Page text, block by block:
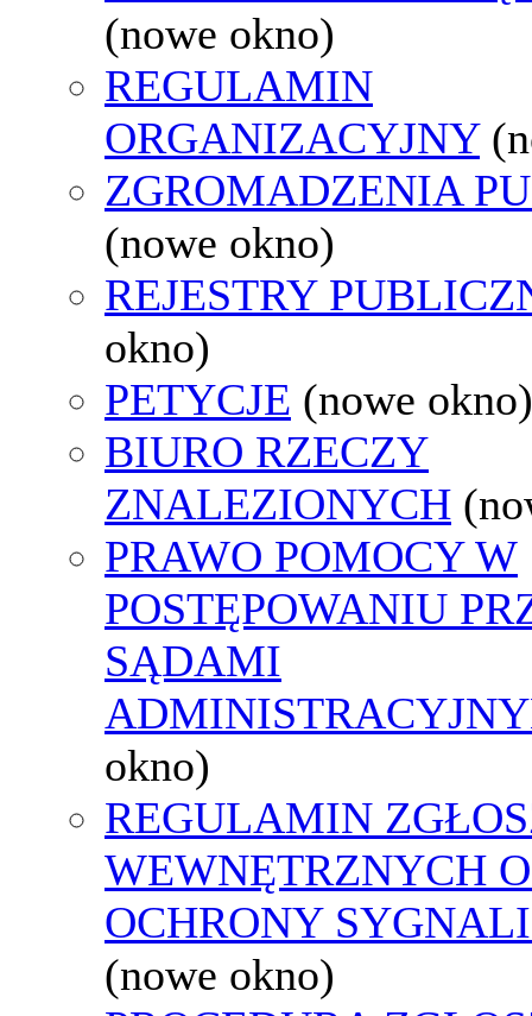
(nowe okno)
REGULAMIN
ORGANIZACYJNY
ZGROMADZENIA
(nowe okno)
REJESTRY
okno)
PETYCJE (nowe okno)
BIURO RZECZY
ZNALEZIONYCH
PRAWO POMOCY W
POSTĘPOWANIU
SĄDAMI
okno)
REGULAMIN
WEWNĘTRZNYCH
OCHRONY
(nowe okno)